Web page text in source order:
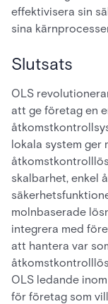
effektivisera sin
sina
Slutsats
OLS
att ge företag en
lokala system ger
skalbarhet, enkel
molnbaserade
integrera med
att hantera var
OLS ledande
för företag som